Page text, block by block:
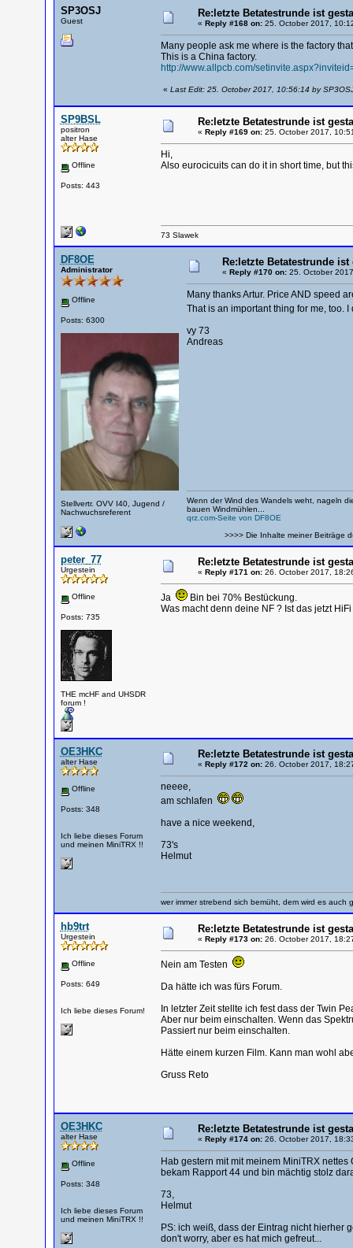
SP3OSJ
Guest
Re:letzte Betatestrunde ist
« Reply #168 on:25. October 2017,
Many people ask me where is the factory
This is a China factory.
http://www.allpcb.com/
« Last Edit: 25. October 2017, 10:56:14 by
SP9BSL
positron
alter Hase
Offline
Posts: 443
Re:letzte Betatestrunde ist
« Reply #169 on:25. October 2017,
Hi,
Also eurocicuits can do it in short time, but
73 Slawek
DF8OE
Administrator
Offline
Posts: 6300
Stellvertr. OVV I40, Jugend /
Nachwuchsreferent
Re:letzte Betatestrunde ist
« Reply #170 on:25. October
Many thanks Artur. Price AND speed
That is an important thing for me, too.
vy 73
Andreas
Wenn der Wind des Wandels weht, nageln
bauen Windmühlen...
qrz.com-Seite von DF8OE
>>>> Die Inhalte meiner Beiträge
peter_77
Urgestein
Offline
Posts: 735
THE mcHF and UHSDR
forum !
Re:letzte Betatestrunde ist
« Reply #171 on:26. October 2017,
Ja
Bin bei 70% Bestückung.
Was macht denn deine NF ? Ist das jetzt
OE3HKC
alter Hase
Offline
Posts: 348
Ich liebe dieses Forum
und meinen MiniTRX !!
Re:letzte Betatestrunde ist
« Reply #172 on:26. October 2017,
neeee,
am schlafen
have a nice weekend,
73's
Helmut
wer immer strebend sich bemüht, dem wird es auch
hb9trt
Urgestein
Offline
Posts: 649
Ich liebe dieses Forum!
Re:letzte Betatestrunde ist
« Reply #173 on:26. October 2017,
Nein am Testen
Da hätte ich was fürs Forum.
In letzter Zeit stellte ich fest dass der Twin
Aber nur beim einschalten. Wenn das
Passiert nur beim einschalten.
Hätte einem kurzen Film. Kann man wohl
Gruss Reto
OE3HKC
alter Hase
Offline
Posts: 348
Ich liebe dieses Forum
und meinen MiniTRX !!
Re:letzte Betatestrunde ist
« Reply #174 on:26. October 2017,
Hab gestern mit mit meinem MiniTRX
bekam Rapport 44 und bin mächtig stolz
73,
Helmut
PS: ich weiß, dass der Eintrag nicht hierher
don't worry, aber es hat mich gefreut...